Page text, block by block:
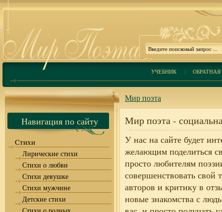
УЧЕБНИК| ОБРАТНАЯ
Навигация по сайту
Стихи
Лирические стихи
Стихи о любви
Стихи девушке
Стихи мужчине
Детские стихи
Мир поэта
Мир поэта -
У нас на сайте будет
желающим поделиться
просто любителям
совершенствовать свой
авторов и критику в
новые знакомства с